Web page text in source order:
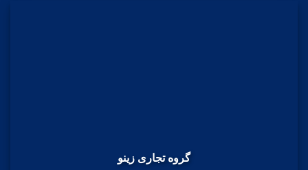
گروه تجاری زینو